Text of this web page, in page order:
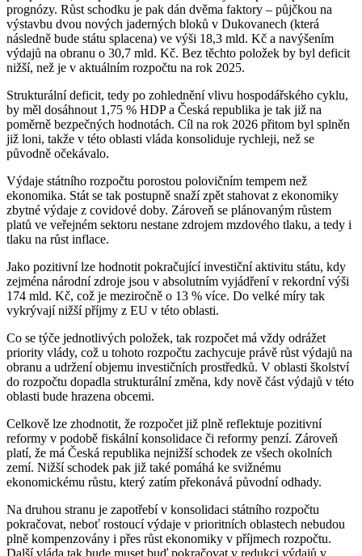
prognózy. Růst schodku je pak dán dvěma faktory – půjčkou na
výstavbu dvou nových jaderných bloků v Dukovanech (která
následně bude státu splacena) ve výši 18,3 mld. Kč a navýšením
výdajů na obranu o 30,7 mld. Kč. Bez těchto položek by byl deficit
nižší, než je v aktuálním rozpočtu na rok 2025.
Strukturální deficit, tedy po zohlednění vlivu hospodářského cyklu,
by měl dosáhnout 1,75 % HDP a Česká republika je tak již na
poměrně bezpečných hodnotách. Cíl na rok 2026 přitom byl splněn
již loni, takže v této oblasti vláda konsoliduje rychleji, než se
původně očekávalo.
Výdaje státního rozpočtu porostou polovičním tempem než
ekonomika. Stát se tak postupně snaží zpět stahovat z ekonomiky
zbytné výdaje z covidové doby. Zároveň se plánovaným růstem
platů ve veřejném sektoru nestane zdrojem mzdového tlaku, a tedy i
tlaku na růst inflace.
Jako pozitivní lze hodnotit pokračující investiční aktivitu státu, kdy
zejména národní zdroje jsou v absolutním vyjádření v rekordní výši
174 mld. Kč, což je meziročně o 13 % více. Do velké míry tak
vykrývají nižší příjmy z EU v této oblasti.
Co se týče jednotlivých položek, tak rozpočet má vždy odrážet
priority vlády, což u tohoto rozpočtu zachycuje právě růst výdajů na
obranu a udržení objemu investičních prostředků. V oblasti školství
do rozpočtu dopadla strukturální změna, kdy nově část výdajů v této
oblasti bude hrazena obcemi.
Celkově lze zhodnotit, že rozpočet již plně reflektuje pozitivní
reformy v podobě fiskální konsolidace či reformy penzí. Zároveň
platí, že má Česká republika nejnižší schodek ze všech okolních
zemí. Nižší schodek pak již také pomáhá ke svižnému
ekonomickému růstu, který zatím překonává původní odhady.
Na druhou stranu je zapotřebí v konsolidaci státního rozpočtu
pokračovat, neboť rostoucí výdaje v prioritních oblastech nebudou
plně kompenzovány i přes růst ekonomiky v příjmech rozpočtu.
Další vláda tak bude muset buď pokračovat v redukci výdajů v